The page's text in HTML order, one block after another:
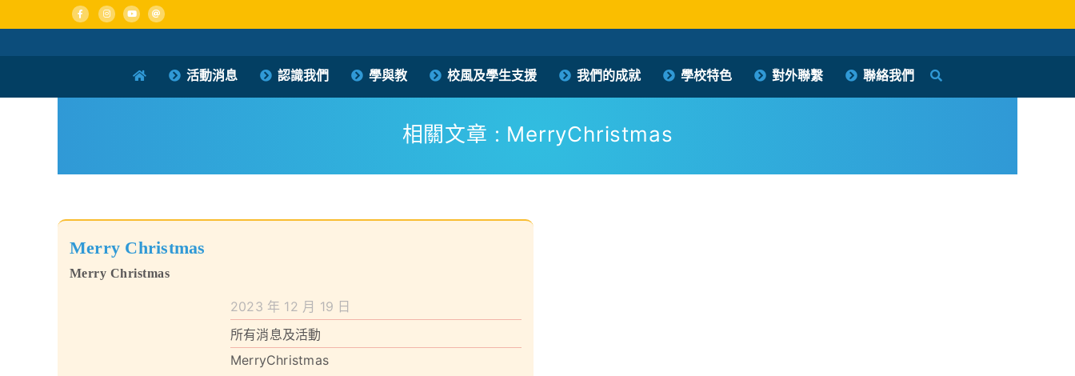
to
content
活動消息
認識我們 學與教 校風及學生支援 我們的成就 學校特色 對外聯繫 聯絡我們
保良局西區婦女福利會馮李佩瑤小學
相關文章 : MerryChristmas
Merry Christmas
Merry Christmas
2023 年 12 月 19 日
所有消息及活動
MerryChristmas